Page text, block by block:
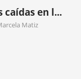
en l...
Matiz